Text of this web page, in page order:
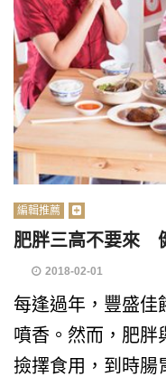
編輯推薦
肥胖三高不要來
2018-02-01
每逢過年，豐盛佳
噴香。然而，肥胖
撿擇食用，到時腸